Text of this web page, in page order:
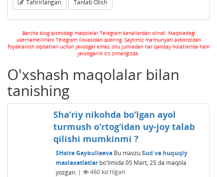
Tahrirlangan Tanlab Olish
Barcha blog qismidagi maqolalar Telegram kanallardan olindi. Maqoladagi
username/linkni Telegram ilovasidan qidiring. Saytimiz ma'muriyati axborotdan
foydalanish oqibatlari uchun javobgar emas, shu jumladan har qanday holatlarida ham
javobgarlik o'z zimangizda.
O'xshash maqolalar bilan
tanishing
Sha’riy nikohda bo‘lgan ayol
turmush o‘rtog‘idan uy-joy talab
qilishi mumkinmi ?
SHoira Gaybullaeva Bu mavzuSud va huquqiy
maslaxatlatlarbo'limida 05 Mart, 25 da maqola
yozgan. | 460ko'rilgan